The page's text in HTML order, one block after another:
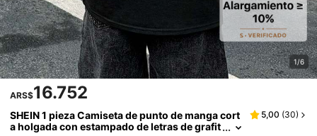
1/6
ARS$16.752
SHEIN 1 pieza Camiseta de punto de manga cort
a holgada con estampado de letras de grafit
5,00 (30)